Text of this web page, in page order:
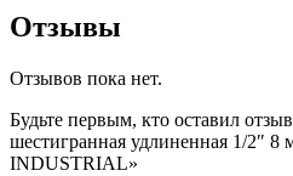
Отзывы
Отзывов пока нет.
Будьте первым, кто оставил
шестигранная удлиненная 1/2″
INDUSTRIAL»